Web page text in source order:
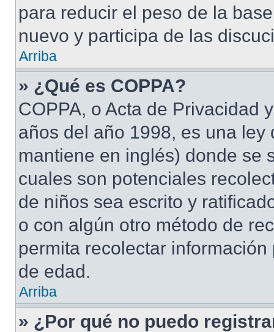
para reducir el peso de la
nuevo y participa de las
Arriba
» ¿Qué es COPPA?
COPPA, o Acta de Privacidad
años del año 1998, es una
mantiene en inglés) donde se
cuales son potenciales
de niños sea escrito y
o con algún otro método de
permita recolectar
de edad.
Arriba
» ¿Por qué no puedo